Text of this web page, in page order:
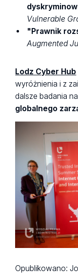
Vulnerable
"Prawnik
Augmented
Lodz Cyber Hub
wyróżnienia i z
dalsze badania
globalnego
Opublikowano: